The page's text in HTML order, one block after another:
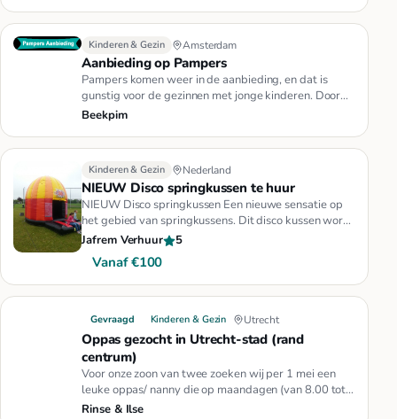
Kinderen & Gezin Amsterdam
Aanbieding op Pampers
Pampers komen weer in de aanbieding, en dat is
gunstig voor de gezinnen met jonge kinderen. Door
via een aanbieding Pamp…
Beekpim
Kinderen & Gezin Nederland
NIEUW Disco springkussen te huur
NIEUW Disco springkussen Een nieuwe sensatie op
het gebied van springkussens. Dit disco kussen wordt
compleet geleverd i…
Jafrem Verhuur 5
Vanaf €100
Gevraagd Kinderen & Gezin Utrecht
Oppas gezocht in Utrecht-stad (rand
centrum)
Voor onze zoon van twee zoeken wij per 1 mei een
leuke oppas/ nanny die op maandagen (van 8.00 tot
+/- 18.00) en op dins…
Rinse & Ilse